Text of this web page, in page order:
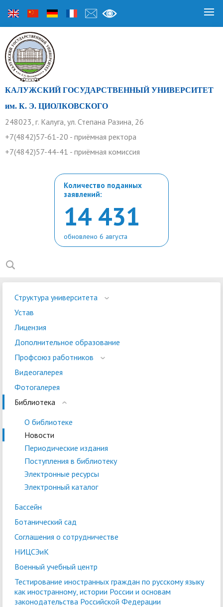
КАЛУЖСКИЙ ГОСУДАРСТВЕННЫЙ УНИВЕРСИТЕТ
им. К. Э. ЦИОЛКОВСКОГО
248023, г. Калуга, ул. Степана Разина, 26
+7(4842)57-61-20 - приёмная ректора
+7(4842)57-44-41 - приёмная комиссия
Количество поданных
заявлений:
14 431
обновлено 6 августа
Структура университета
Устав
Лицензия
Дополнительное образование
Профсоюз работников
Видеогалерея
Фотогалерея
Библиотека
О библиотеке
Новости
Периодические издания
Поступления в библиотеку
Электронные ресурсы
Электронный каталог
Бассейн
Ботанический сад
Соглашения о сотрудничестве
НИЦСЭиК
Военный учебный центр
Тестирование иностранных граждан по русскому языку
как иностранному, истории России и основам
законодательства Российской Федерации